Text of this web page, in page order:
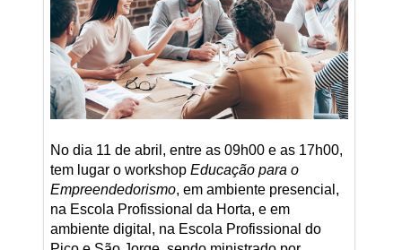
No dia 11 de abril, entre as 09h00 e as 17h00,
tem lugar o workshop Educação para o
Empreendedorismo, em ambiente presencial,
na Escola Profissional da Horta, e em
ambiente digital, na Escola Profissional do